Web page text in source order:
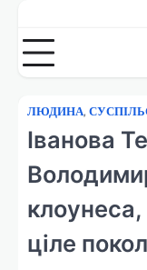
вмісту
ЛЮДИНА,
Іванова
ціле